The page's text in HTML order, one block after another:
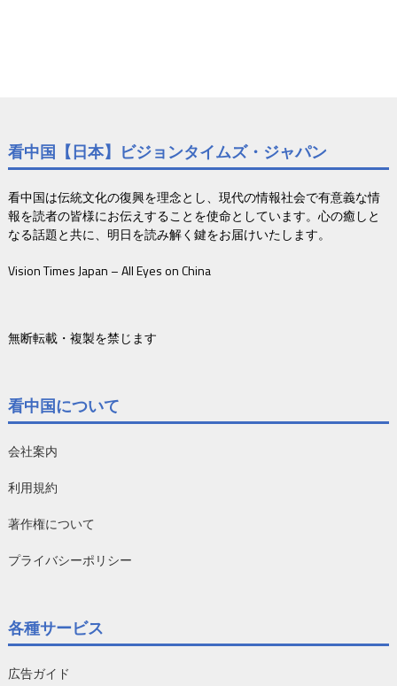
看中国【日本】ビジョンタイムズ・ジャパン
看中国は伝統文化の復興を理念とし、現代の情報社会で有意義な情
報を読者の皆様にお伝えすることを使命としています。心の癒しと
なる話題と共に、明日を読み解く鍵をお届けいたします。
Vision Times Japan – All Eyes on China
無断転載・複製を禁じます
看中国について
会社案内
利用規約
著作権について
プライバシーポリシー
各種サービス
広告ガイド